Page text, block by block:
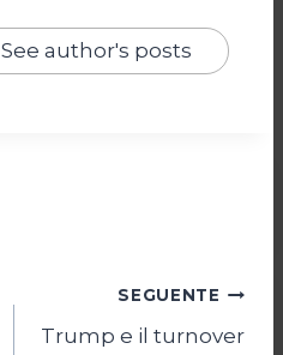
See author's posts
SEGUENTE
Trump e il turnover